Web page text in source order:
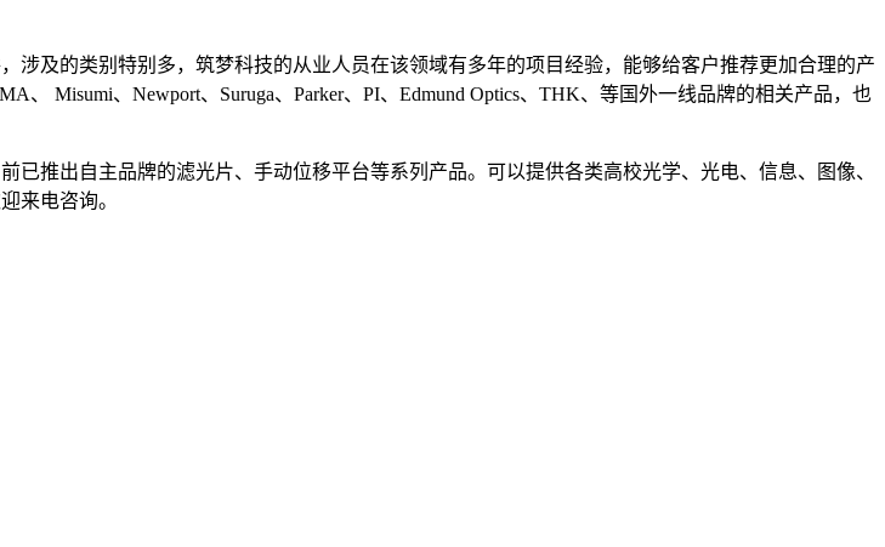
及的类别特别多，筑梦科技的从业人员在该领域有多年的项目经验，能够给客户推荐更加合理的产
Misumi、Newport、Suruga、Parker、PI、Edmund Optics、THK、等国外一线品牌的相关产品，也
推出自主品牌的滤光片、手动位移平台等系列产品。可以提供各类高校光学、光电、信息、图像、
来电咨询。